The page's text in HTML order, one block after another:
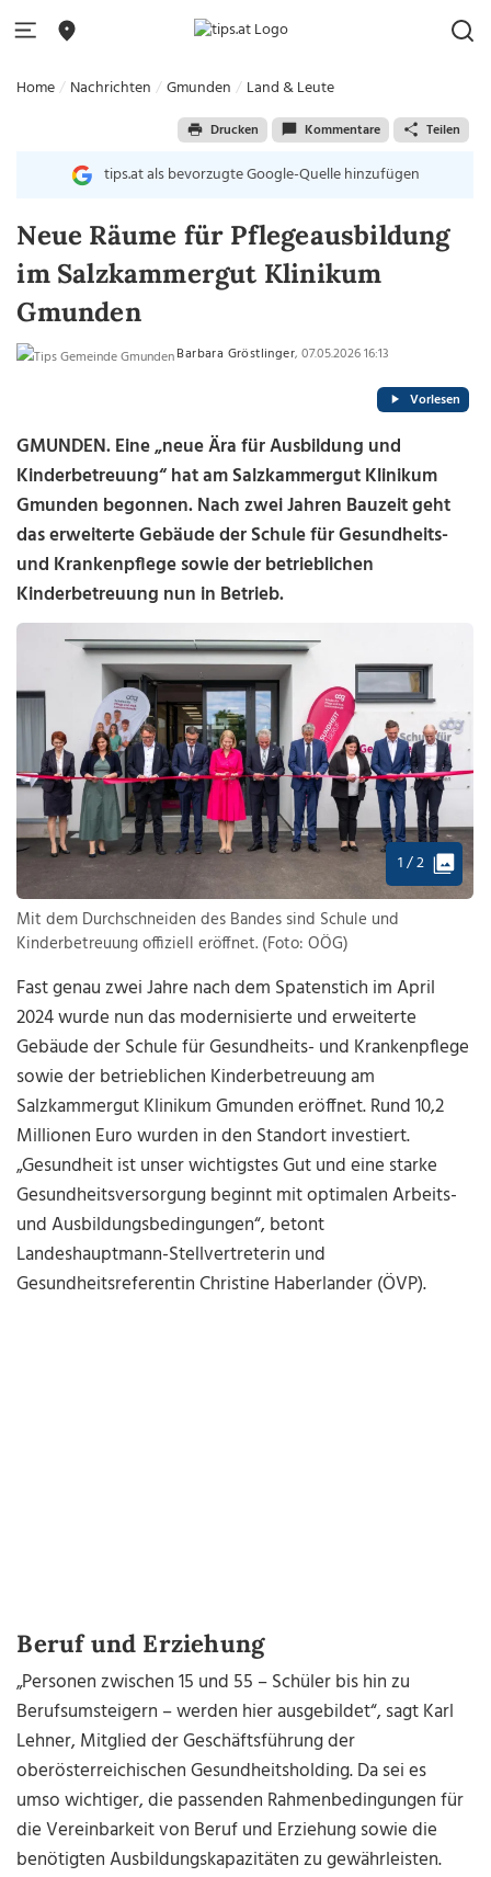
Home Nachrichten Gmunden Land & Leute
Drucken Kommentare Teilen
tips.at als bevorzugte Google-Quelle hinzufügen
Neue Räume für Pflegeausbildung
im Salzkammergut Klinikum
Gmunden
Barbara Gröstlinger, 07.05.2026 16:13
Vorlesen
GMUNDEN. Eine „neue Ära für Ausbildung und
Kinderbetreuung“ hat am Salzkammergut Klinikum
Gmunden begonnen. Nach zwei Jahren Bauzeit geht
das erweiterte Gebäude der Schule für Gesundheits-
und Krankenpflege sowie der betrieblichen
Kinderbetreuung nun in Betrieb.
1 / 2
Mit dem Durchschneiden des Bandes sind Schule und
Kinderbetreuung offiziell eröffnet. (Foto: OÖG)
Fast genau zwei Jahre nach dem Spatenstich im April
2024 wurde nun das modernisierte und erweiterte
Gebäude der Schule für Gesundheits- und Krankenpflege
sowie der betrieblichen Kinderbetreuung am
Salzkammergut Klinikum Gmunden eröffnet. Rund 10,2
Millionen Euro wurden in den Standort investiert.
„Gesundheit ist unser wichtigstes Gut und eine starke
Gesundheitsversorgung beginnt mit optimalen Arbeits-
und Ausbildungsbedingungen“, betont
Landeshauptmann-Stellvertreterin und
Gesundheitsreferentin Christine Haberlander (ÖVP).
Beruf und Erziehung
„Personen zwischen 15 und 55 – Schüler bis hin zu
Berufsumsteigern – werden hier ausgebildet“, sagt Karl
Lehner, Mitglied der Geschäftsführung der
oberösterreichischen Gesundheitsholding. Da sei es
umso wichtiger, die passenden Rahmenbedingungen für
die Vereinbarkeit von Beruf und Erziehung sowie die
benötigten Ausbildungskapazitäten zu gewährleisten.